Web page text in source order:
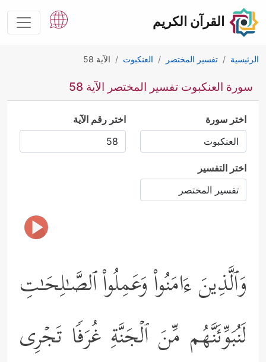
القرآن الكريم
الرئيسية تفسير المختصر العنكبوت الآية 58
سورة العنكبوت تفسير المختصر الآية 58
اختر سورة اختر رقم الآية
اختر التفسير
وَٱلَّذِینَ ءَامَنُواْ وَعَمِلُواْ ٱلصَّـٰلِحَـٰتِ
لَنُبَوِّئَنَّهُم مِّنَ ٱلۡجَنَّةِ غُرَفࣰا تَجۡرِی